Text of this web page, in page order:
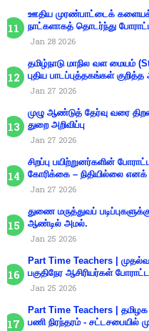
ஊதிய முரண்பாட்டைக் களையக்
நாட்களாகத் தொடர்ந்து
Jan 28 2026
தமிழ்நாடு மாநில வள மையம்
புதிய பாடப்புத்தகங்கள் குறித்த
Jan 27 2026
முழு ஆண்டுத் தேர்வு வரை
துறை அறிவிப்பு
Jan 27 2026
சிறப்பு பயிற்றுனர்களின்
கோரிக்கை – நிதியில்லை எனக்
Jan 27 2026
துணை மருத்துவப்
ஆண்டில் அமல்.
Jan 25 2026
Part Time Teachers |
பகுதிநேர ஆசிரியர்கள்
Jan 25 2026
Part Time Teachers | தமிழக
பணி நிரந்தரம் - சட்டசபையில்